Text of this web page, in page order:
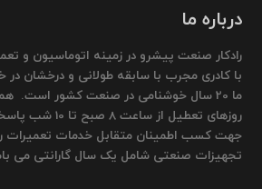
درباره ما
رادکار صنعت پیشرو در زمینه اتوماسیون و
با کادری مجرب با سابقه طولانی و درخشان
ما 20 سال خوشنامی در صنعت کشور است.
روزهای تعطیل از
جهت کسب اطمینان متقابل خدمات تعمیرات
تجهیزات صنعتی شامل یک سال گارانتی می